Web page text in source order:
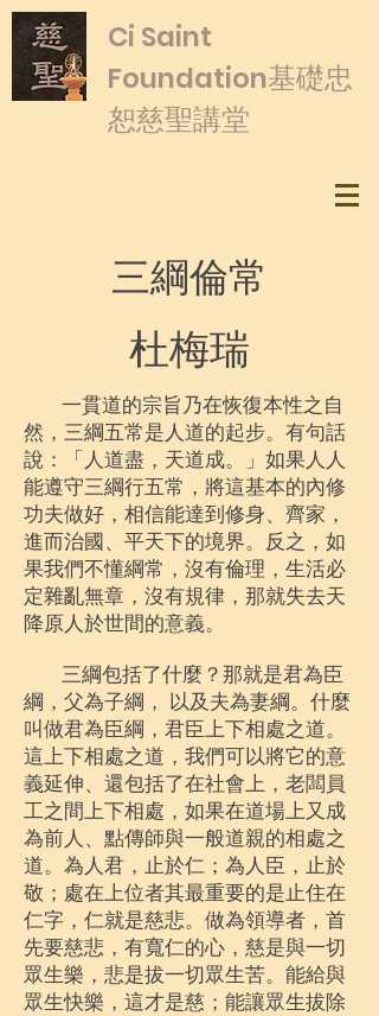
​Ci Saint
Foundation基礎忠
恕慈聖講堂
三綱倫常
杜梅瑞
一貫道的宗旨乃在恢復本性之自
然，三綱五常是人道的起步。有句話
說：「人道盡，天道成。」如果人人
能遵守三綱行五常，將這基本的內修
功夫做好，相信能達到修身、齊家，
進而治國、平天下的境界。反之，如
果我們不懂綱常，沒有倫理，生活必
定雜亂無章，沒有規律，那就失去天
降原人於世間的意義。
三綱包括了什麼？那就是君為臣
綱，父為子綱， 以及夫為妻綱。什麼
叫做君為臣綱，君臣上下相處之道。
這上下相處之道，我們可以將它的意
義延伸、還包括了在社會上，老闆員
工之間上下相處，如果在道場上又成
為前人、點傳師與一般道親的相處之
道。為人君，止於仁；為人臣，止於
敬；處在上位者其最重要的是止住在
仁字，仁就是慈悲。做為領導者，首
先要慈悲，有寬仁的心，慈是與一切
眾生樂，悲是拔一切眾生苦。能給與
眾生快樂，這才是慈；能讓眾生拔除